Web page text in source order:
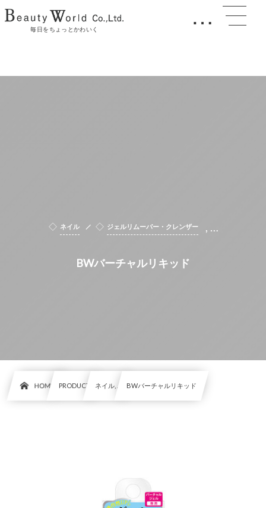
毎日をちょっとかわいく …
ネイル ジェルリムーバー・クレンザー , …
BWバーチャルリキッド
HOME PRODUCT ネイル, … BWバーチャルリキッド